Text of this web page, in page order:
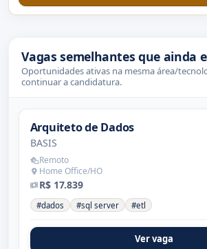
Vagas semelhantes que ainda
Oportunidades ativas na mesma área/
continuar a candidatura.
Arquiteto de Dados
BASIS
Remoto
Home Office/HO
R$ 17.839
#dados #sql server #etl
Ver vaga